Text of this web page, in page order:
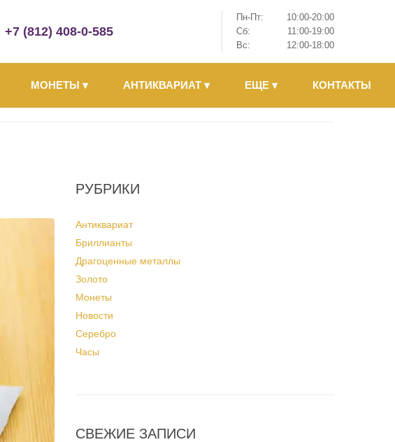
+7 (812) 408-0-585
Пн-Пт:
10:00-20:00
Сб:
11:00-19:00
Вс:
12:00-18:00
МОНЕТЫ ▾ АНТИКВАРИАТ ▾ ЕЩЕ ▾ КОНТАКТЫ
РУБРИКИ
Антиквариат
Бриллианты
Драгоценные металлы
Золото
Монеты
Новости
Серебро
Часы
СВЕЖИЕ ЗАПИСИ